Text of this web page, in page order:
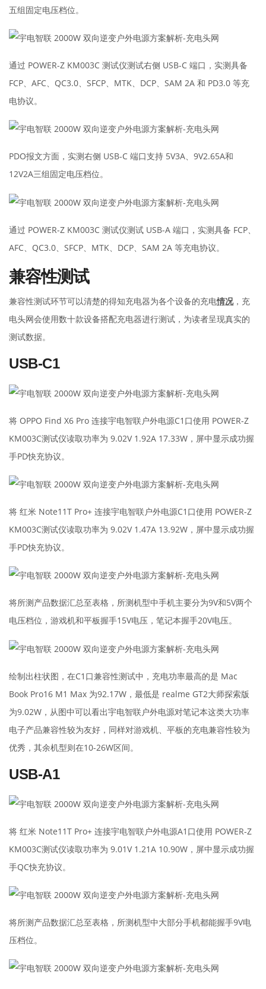
五组固定电压档位。
通过 POWER-Z KM003C 测试仪测试右侧 USB-C 端口，实测具备
FCP、AFC、QC3.0、SFCP、MTK、DCP、SAM 2A 和 PD3.0 等充
电协议。
PDO报文方面，实测右侧 USB-C 端口支持 5V3A、9V2.65A和
12V2A三组固定电压档位。
通过 POWER-Z KM003C 测试仪测试 USB-A 端口，实测具备 FCP、
AFC、QC3.0、SFCP、MTK、DCP、SAM 2A 等充电协议。
兼容性测试
兼容性测试环节可以清楚的得知充电器为各个设备的充电情况，充
电头网会使用数十款设备搭配充电器进行测试，为读者呈现真实的
测试数据。
USB-C1
将 OPPO Find X6 Pro 连接宇电智联户外电源C1口使用 POWER-Z
KM003C测试仪读取功率为 9.02V 1.92A 17.33W，屏中显示成功握
手PD快充协议。
将 红米 Note11T Pro+ 连接宇电智联户外电源C1口使用 POWER-Z
KM003C测试仪读取功率为 9.02V 1.47A 13.92W，屏中显示成功握
手PD快充协议。
将所测产品数据汇总至表格，所测机型中手机主要分为9V和5V两个
电压档位，游戏机和平板握手15V电压，笔记本握手20V电压。
绘制出柱状图，在C1口兼容性测试中，充电功率最高的是 Mac
Book Pro16 M1 Max 为92.17W，最低是 realme GT2大师探索版
为9.02W，从图中可以看出宇电智联户外电源对笔记本这类大功率
电子产品兼容性较为友好，同样对游戏机、平板的充电兼容性较为
优秀，其余机型则在10-26W区间。
USB-A1
将 红米 Note11T Pro+ 连接宇电智联户外电源A1口使用 POWER-Z
KM003C测试仪读取功率为 9.01V 1.21A 10.90W，屏中显示成功握
手QC快充协议。
将所测产品数据汇总至表格，所测机型中大部分手机都能握手9V电
压档位。